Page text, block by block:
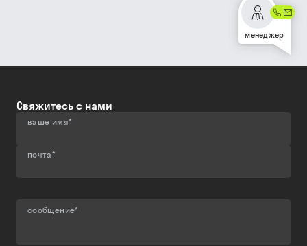
менеджер
Свяжитесь с нами
ваше имя*
почта*
сообщение*